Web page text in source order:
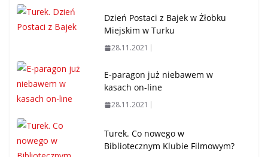
Dzień Postaci z Bajek w Żłobku
Miejskim w Turku
28.11.2021
E-paragon już niebawem w
kasach on-line
28.11.2021
Turek. Co nowego w
Bibliotecznym Klubie Filmowym?